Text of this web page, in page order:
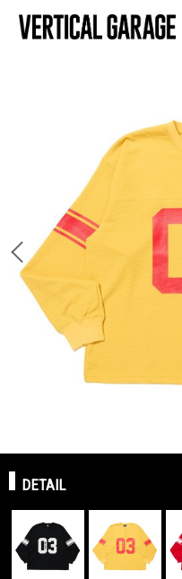
DETAIL